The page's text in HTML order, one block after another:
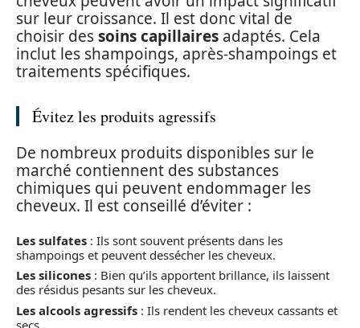
sur leur croissance. Il est donc vital de
choisir dessoins capillaires adaptés. Cela
inclut les shampoings, après-shampoings et
traitements spécifiques.
Évitez les produits agressifs
De nombreux produits disponibles sur le
marché contiennent des substances
chimiques qui peuvent endommager les
cheveux. Il est conseillé d’éviter :
Les sulfates : Ils sont souvent présents dans les
shampoings et peuvent dessécher les cheveux.
Les silicones : Bien qu’ils apportent brillance, ils laissent
des résidus pesants sur les cheveux.
Les alcools agressifs : Ils rendent les cheveux cassants et
secs.